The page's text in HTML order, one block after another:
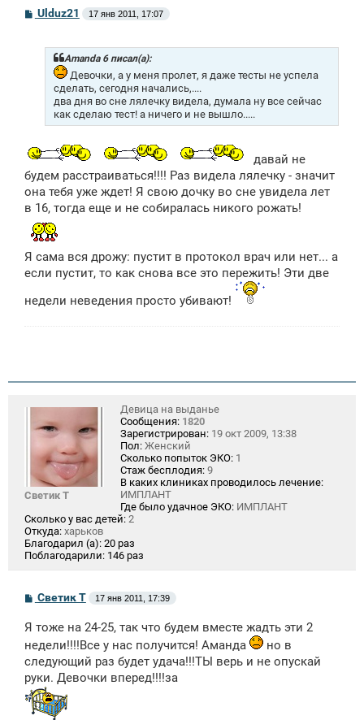
СUlduz21 17 янв 2011, 17:07
Amanda 6 писал(а):
Девочки, а у меня пролет, я даже тесты не успела
сделать, сегодня начались,....
два дня во сне лялечку видела, думала ну все сейчас
как сделаю тест! а ничего и не вышло.....
давай не
будем расстраиваться!!!! Раз видела лялечку - значит
она тебя уже ждет! Я свою дочку во сне увидела лет
в 16, тогда еще и не собиралась никого рожать!
Я сама вся дрожу: пустит в протокол врач или нет... а
если пустит, то как снова все это пережить! Эти две
недели неведения просто убивают!
Светик Т
Девица на выданье
Сообщения: 1820
Зарегистрирован: 19 окт 2009, 13:38
Пол: Женский
Сколько попыток ЭКО: 1
Стаж бесплодия: 9
В каких клиниках проводилось лечение:
ИМПЛАНТ
Где было удачное ЭКО: ИМПЛАНТ
Сколько у вас детей: 2
Откуда: харьков
Благодарил (а): 20 раз
Поблагодарили: 146 раз
С
б
щ
е
н
и
е
Светик Т 17 янв 2011, 17:39
Я тоже на 24-25, так что будем вместе жадть эти 2
недели!!!!Все у нас получится! Аманда
но в
следующий раз будет удача!!!ТЫ верь и не опускай
руки. Девочки вперед!!!!за